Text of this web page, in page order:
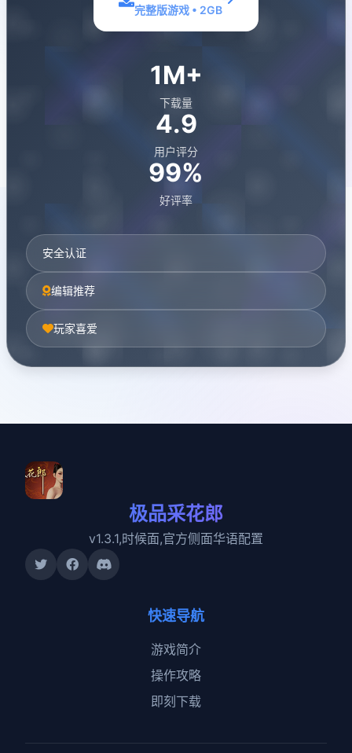
完整版游戏 • 2GB
1M+
下载量
4.9
用户评分
99%
好评率
安全认证
编辑推荐
玩家喜爱
极品采花郎
v1.3.1,时候面,官方侧面华语配置
快速导航
游戏简介
操作攻略
即刻下载